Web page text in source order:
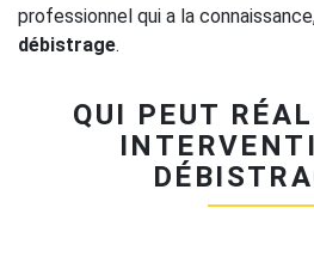
professionnel qui a la
débistrage.
QUI PEUT